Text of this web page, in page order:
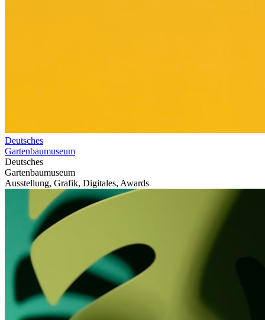
Deutsches
Gartenbaumuseum
Deutsches
Gartenbaumuseum
Ausstellung, Grafik, Digitales, Awards